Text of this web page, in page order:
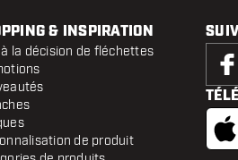
& INSPIRATION
la décision de fléchettes
de produit